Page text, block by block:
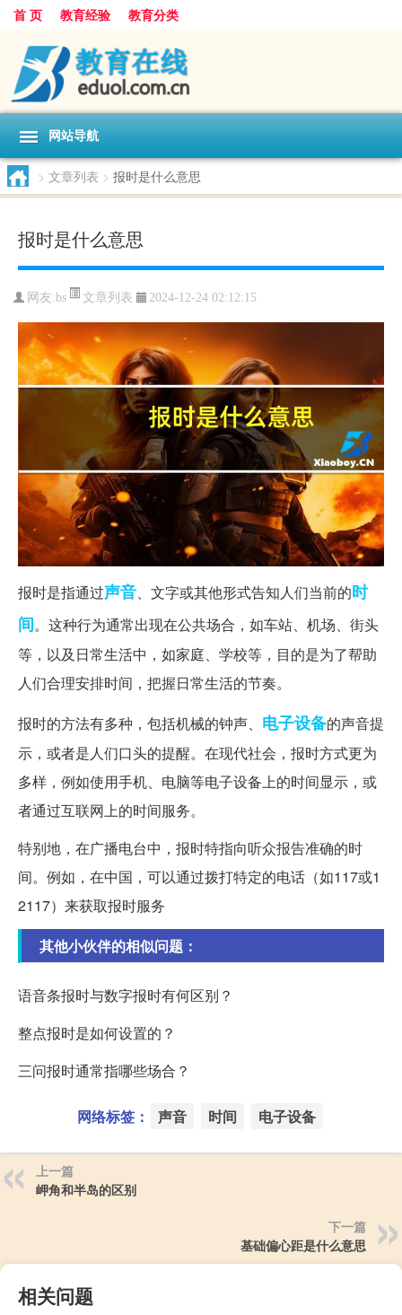
首 页 教育经验 教育分类
网站导航
> 文章列表 > 报时是什么意思
报时是什么意思
网友:bs 文章列表 2024-12-24 02:12:15
报时是指通过声音、文字或其他形式告知人们当前的时
间。这种行为通常出现在公共场合，如车站、机场、街头
等，以及日常生活中，如家庭、学校等，目的是为了帮助
人们合理安排时间，把握日常生活的节奏。
报时的方法有多种，包括机械的钟声、 电子设备的声音提
示，或者是人们口头的提醒。在现代社会，报时方式更为
多样，例如使用手机、电脑等电子设备上的时间显示，或
者通过互联网上的时间服务。
特别地，在广播电台中，报时特指向听众报告准确的时
间。例如，在中国，可以通过拨打特定的电话（如117或1
2117）来获取报时服务
其他小伙伴的相似问题：
语音条报时与数字报时有何区别？
整点报时是如何设置的？
三问报时通常指哪些场合？
网络标签： 声音 时间 电子设备
上一篇
岬角和半岛的区别
下一篇
基础偏心距是什么意思
相关问题